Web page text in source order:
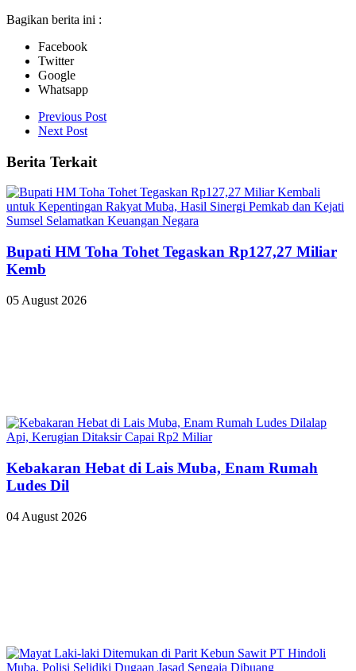
Bagikan berita ini :
Facebook
Twitter
Google
Whatsapp
Previous Post
Next Post
Berita Terkait
Bupati HM Toha Tohet Tegaskan Rp127,27 Miliar
Kemb
05 August 2026
Kebakaran Hebat di Lais Muba, Enam Rumah
Ludes Dil
04 August 2026